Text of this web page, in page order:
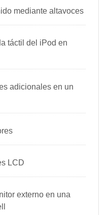
mediante altavoces
táctil del iPod en
adicionales en un
LCD
externo en una